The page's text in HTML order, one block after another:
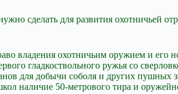
сделать для развития охотничьей
владения охотничьим оружием и его
гладкоствольного ружья со
для добычи соболя и других пушных
наличие 50-метрового тира и